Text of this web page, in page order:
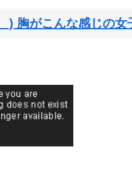
がこんな感じの女